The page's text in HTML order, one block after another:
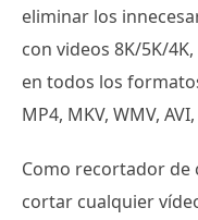
eliminar los
con videos 8K/5K/
en todos los
MP4, MKV, WMV,
Como recortador de
cortar cualquier